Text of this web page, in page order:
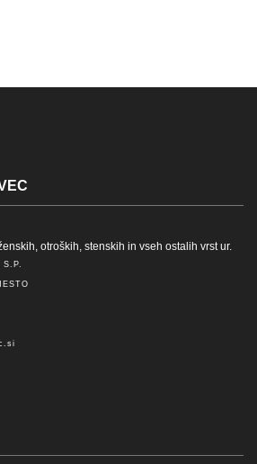
otroških, stenskih in vseh ostalih vrst ur.